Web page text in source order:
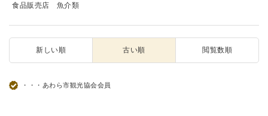
食品販売店
魚介類
新しい順 古い順 閲覧数順
・・・あわら市観光協会会員